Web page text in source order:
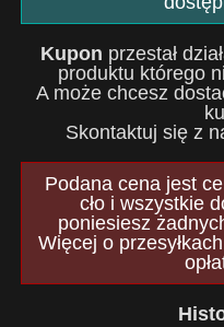
Kupon przestał
produktu którego
A może chcesz
Skontaktuj się z
Podana cena jest
cło i wszystkie
poniesiesz
Więcej o